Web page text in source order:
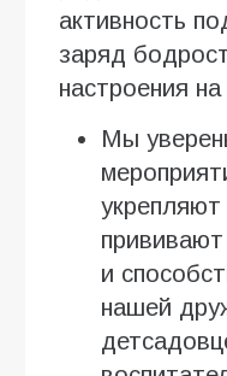
активность
заряд
настроения
Мы
и
нашей